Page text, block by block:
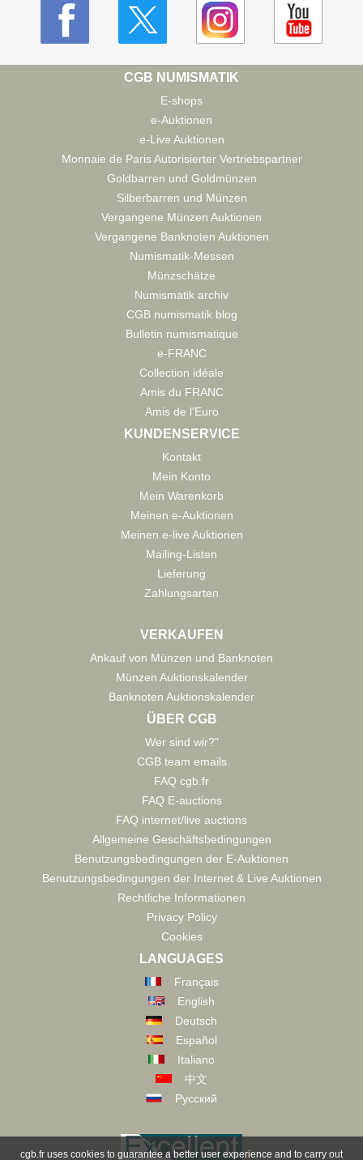
CGB NUMISMATIK
E-shops
e-Auktionen
e-Live Auktionen
Monnaie de Paris Autorisierter Vertriebspartner
Goldbarren und Goldmünzen
Silberbarren und Münzen
Vergangene Münzen Auktionen
Vergangene Banknoten Auktionen
Numismatik-Messen
Münzschätze
Numismatik archiv
CGB numismatik blog
Bulletin numismatique
e-FRANC
Collection idéale
Amis du FRANC
Amis de l'Euro
KUNDENSERVICE
Kontakt
Mein Konto
Mein Warenkorb
Meinen e-Auktionen
Meinen e-live Auktionen
Mailing-Listen
Lieferung
Zahlungsarten
VERKAUFEN
Ankauf von Münzen und Banknoten
Münzen Auktionskalender
Banknoten Auktionskalender
ÜBER CGB
Wer sind wir?"
CGB team emails
FAQ cgb.fr
FAQ E-auctions
FAQ internet/live auctions
Allgemeine Geschäftsbedingungen
Benutzungsbedingungen der E-Auktionen
Benutzungsbedingungen der Internet & Live Auktionen
Rechtliche Informationen
Privacy Policy
Cookies
LANGUAGES
Français
English
Deutsch
Español
Italiano
中文
Русский
cgb.fr uses cookies to guarantee a better user experience and to carry out